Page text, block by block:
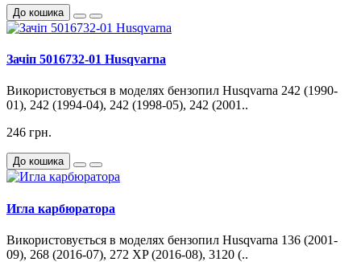
До кошика
Зачіп 5016732-01 Husqvarna
Використовується в моделях бензопил Husqvarna 242 (1990-
01), 242 (1994-04), 242 (1998-05), 242 (2001..
246 грн.
До кошика
Игла карбюратора
Використовується в моделях бензопил Husqvarna 136 (2001-
09), 268 (2016-07), 272 XP (2016-08), 3120 (..